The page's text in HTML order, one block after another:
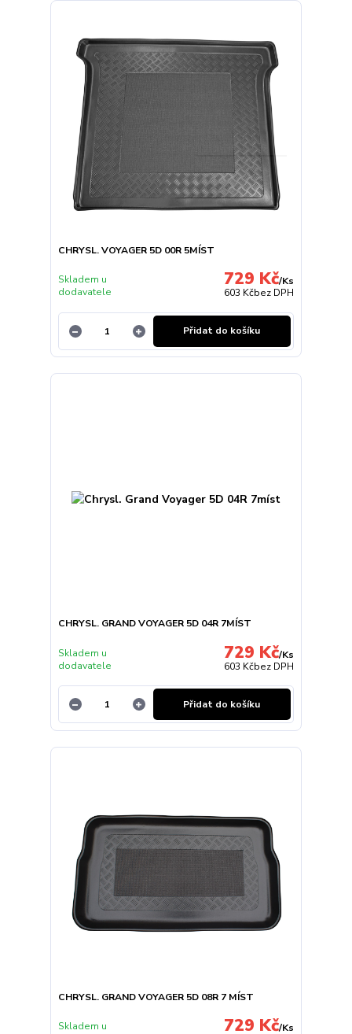
CHRYSL. VOYAGER 5D 00R 5MÍST
729 Kč/Ks
603 Kčbez DPH
Skladem u
dodavatele
Přidat do košíku
CHRYSL. GRAND VOYAGER 5D 04R 7MÍST
729 Kč/Ks
603 Kčbez DPH
Skladem u
dodavatele
Přidat do košíku
CHRYSL. GRAND VOYAGER 5D 08R 7 MÍST
729 Kč/Ks
Skladem u